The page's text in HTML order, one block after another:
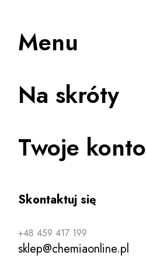
Menu
Na skróty
Twoje konto
Skontaktuj się
+48 459 417 199
sklep@chemiaonline.pl